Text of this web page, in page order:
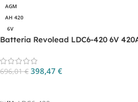
AGM
AH 420
6V
Batteria Revolead LDC6-420 6V
696,01€ 398,47 €